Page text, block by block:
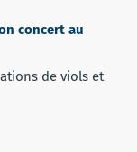
concert au
de viols et